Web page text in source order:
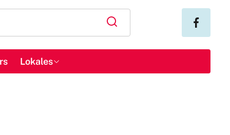
Lokales